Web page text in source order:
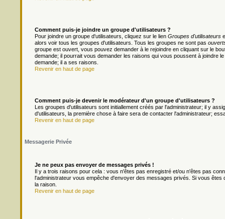
Comment puis-je joindre un groupe d'utilisateurs ?
Pour joindre un groupe d'utilisateurs, cliquez sur le lien Groupes d'utilisateurs
alors voir tous les groupes d'utilisateurs. Tous les groupes ne sont pas
groupe est ouvert, vous pouvez demander à le rejoindre en cliquant sur le
demande; il pourrait vous demander les raisons qui vous poussent à joindre
demande; il a ses raisons.
Revenir en haut de page
Comment puis-je devenir le modérateur d'un groupe d'utilisateurs ?
Les groupes d'utilisateurs sont initiallement créés par l'administrateur; il y
d'utilisateurs, la première chose à faire sera de contacter l'administrateur;
Revenir en haut de page
Messagerie Privée
Je ne peux pas envoyer de messages privés !
Il y a trois raisons pour cela : vous n'êtes pas enregistré et/ou n'êtes pas
l'administrateur vous empêche d'envoyer des messages privés. Si vous
la raison.
Revenir en haut de page